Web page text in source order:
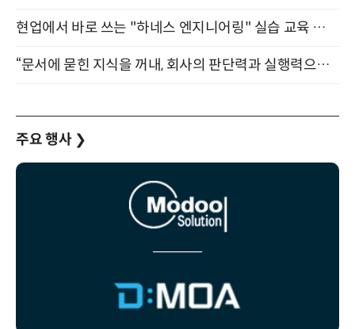
현업에서 바로 쓰는 "하네스 엔지니어링" 실습 교육 워크숍 8월 20일 개최
“문서에 묻힌 지식을 꺼내, 회사의 판단력과 실행력으로 바꾸다” (8/20)
주요 행사 ❯